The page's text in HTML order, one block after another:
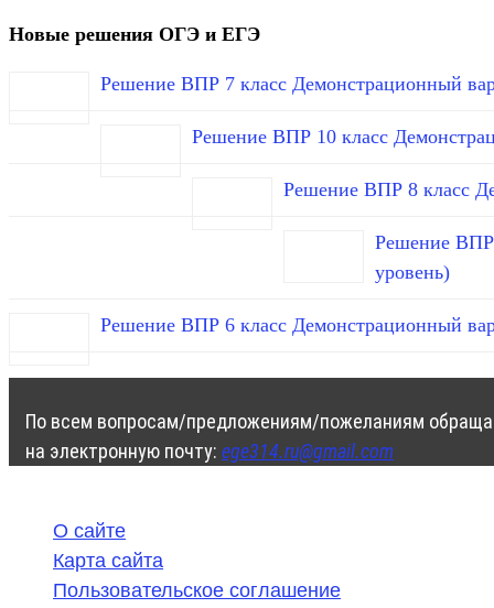
Новые решения ОГЭ и ЕГЭ
Решение ВПР 7 класс Демонстрационный
Решение ВПР 10 класс
Решение ВПР 8 класс
Решение ВПР
уровень)
Решение ВПР 6 класс Демонстрационный
По всем вопросам/предложениям/пожеланиям
на электронную почту: ege314.ru@gmail.com
О сайте
Карта сайта
Пользовательское соглашение